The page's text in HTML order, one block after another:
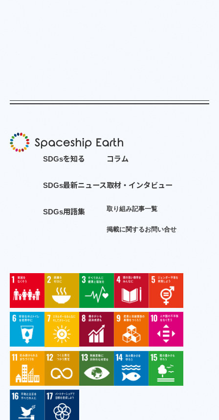
SDGsを知る
SDGs最新ニュース
SDGs用語集
コラム
取材・ イ ンタ ビュー
取り組み記事一覧
掲載に関するお問い合せ